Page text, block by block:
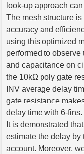
look-up approach
The mesh structure
accuracy and
using this optimized
performed to
and capacitance on
the 10kΩ poly gate
INV average delay
gate resistance
delay time with 6-fins.
It is demonstrated
estimate the delay by
account. Moreover,